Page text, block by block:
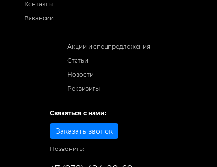
Контакты
Вакансии
Акции и спецпредложения
Статьи
Новости
Реквизиты
Связаться с нами:
Заказать звонок
Позвонить: